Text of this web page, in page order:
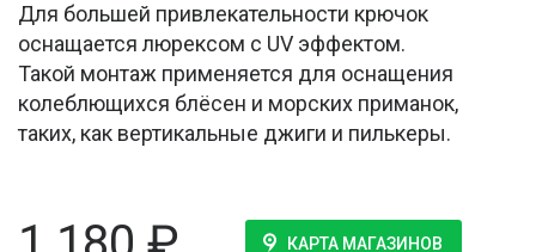
Для большей привлекательности крючок
оснащается люрексом с UV эффектом.
Такой монтаж применяется для оснащения
колеблющихся блёсен и морских приманок,
таких, как вертикальные джиги и пилькеры.
КАРТА МАГАЗИНОВ